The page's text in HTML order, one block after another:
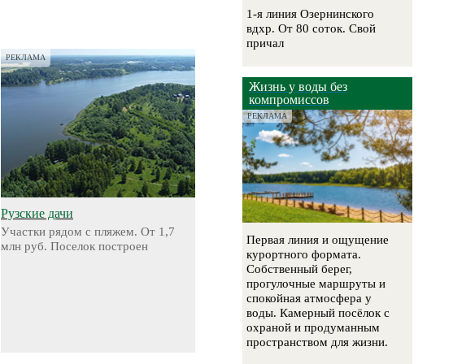
РЕКЛАМА
Рузские дачи
Участки рядом с пляжем. От 1,7
млн руб. Поселок построен
1-я линия Озернинского
вдхр. От 80 соток. Свой
причал
Жизнь у воды без
компромиссов
РЕКЛАМА
Первая линия и ощущение
курортного формата.
Собственный берег,
прогулочные маршруты и
спокойная атмосфера у
воды. Камерный посёлок с
охраной и продуманным
пространством для жизни.